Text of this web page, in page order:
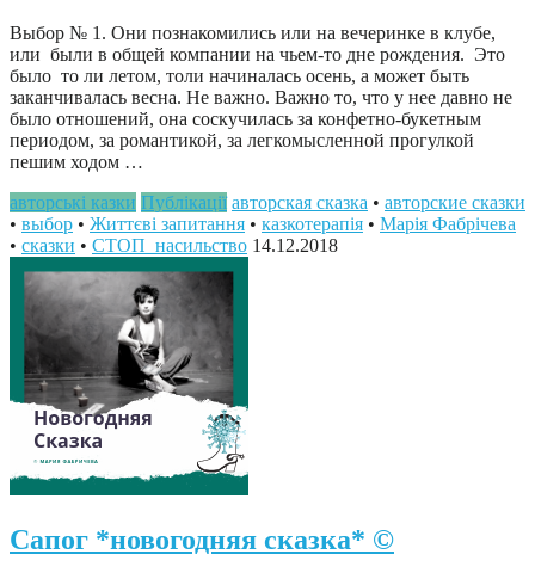
Выбор № 1. Они познакомились или на вечеринке в клубе,
или были в общей компании на чьем-то дне рождения. Это
было то ли летом, толи начиналась осень, а может быть
заканчивалась весна. Не важно. Важно то, что у нее давно не
было отношений, она соскучилась за конфетно-букетным
периодом, за романтикой, за легкомысленной прогулкой
пешим ходом …
авторські казки Публікації авторская сказка • авторские сказки
• выбор • Життєві запитання • казкотерапія • Марія Фабрічева
• сказки • СТОП_насильство 14.12.2018
Сапог *новогодняя сказка* ©